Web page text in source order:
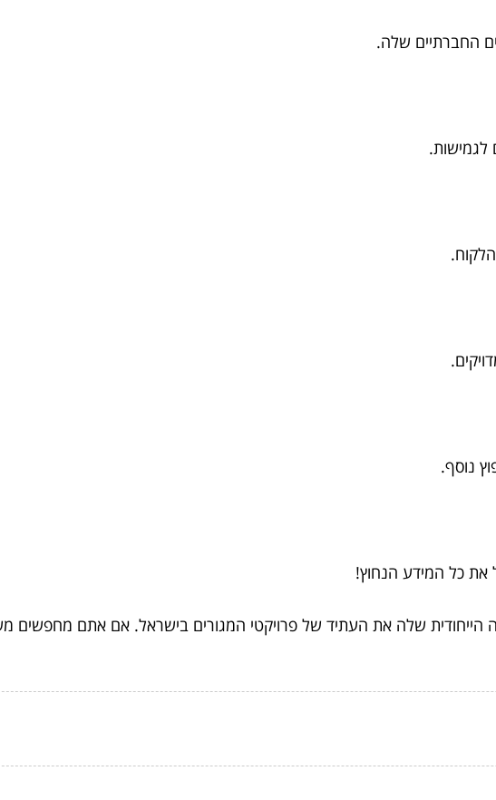
החברתיים שלה.
לגמישות.
נוסף.
את כל המידע הנחוץ!
הייחודית שלה את העתיד של פרויקטי המגורים בישראל. אם אתם מחפשים